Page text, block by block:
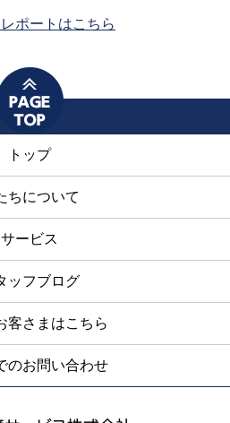
ポートはこちら
トップ
ちについて
サービス
ッフブログ
客さまはこちら
のお問い合わせ